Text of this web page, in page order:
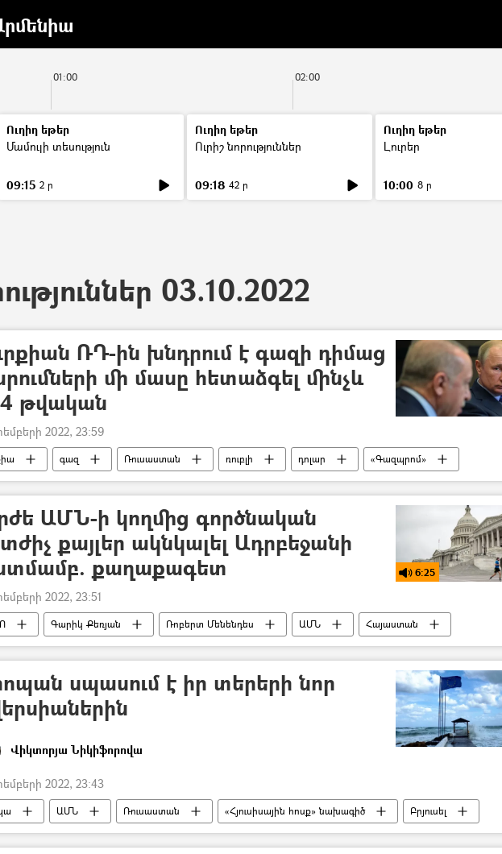
01:00 02:00
Ուղիղ եթեր
Մամուլի տեսություն
09:15 2 ր
Ուղիղ եթեր
Ուրիշ նորություններ
09:18 42 ր
Ուղիղ եթեր
Լուրեր
10:00 8 ր
03.10.2022
ՌԴ-ին խնդրում է գազի դիմաց
մի մասը հետաձգել մինչև
թվական
2022, 23:59
գազ Ռուսաստան ռուբլի դոլար «Գազպրոմ»
ԱՄՆ-ի կողմից գործնական
քայլեր ակնկալել Ադրբեջանի
քաղաքագետ
6:25
2022, 23:51
Գարիկ Քեռյան Ռոբերտ Մենենդես ԱՄՆ
Հայաստան
բանաձև պոդկաստ
սպասում է իր տերերի նոր
Վիկտորյա Նիկիֆորովա
2022, 23:43
ԱՄՆ Ռուսաստան «Հյուսիսային հոսք» նախագիծ
Բրյուսել
Պատերազմ